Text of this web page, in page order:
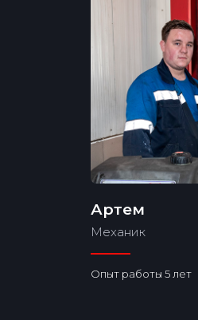
Артем
Механик
Опыт работы 5 лет
Рассчитать